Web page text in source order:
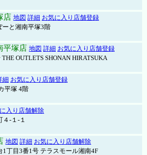
店 地図 詳細 お気に入り店舗登録
と湘南平塚3階
平塚店 地図 詳細 お気に入り店舗登録
OUTLETS SHONAN HIRATSUKA
細 お気に入り店舗登録
平塚 4階
入り店舗解除
４-１-１
地図 詳細 お気に入り店舗解除
丁目3番1号 テラスモール湘南4F